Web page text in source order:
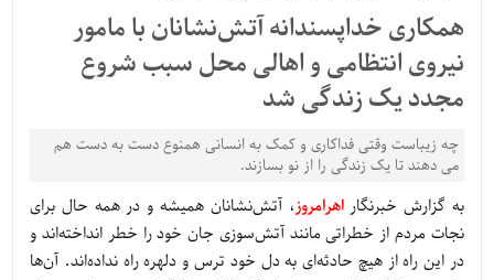
همکاری‌ خداپسندانه آتش‌نشانان با مامور
نیروی انتظامی و اهالی محل سبب شروع
مجدد یک زندگی شد
چه زیباست وقتی فداکاری و کمک به انسانی همنوع دست به دست هم
می دهند تا یک زندگی را از نو بسازند.
به گزارش خبرنگاراهرامروز، آتش‌نشانان همیشه و در همه حال برای
نجات مردم از خطراتی مانند آتش‌سوزی جان خود را خطر انداخته‌اند و
در این راه از هیچ حادثه‌ای به دل خود ترس و دلهره راه نداده‌اند. آن‌ها